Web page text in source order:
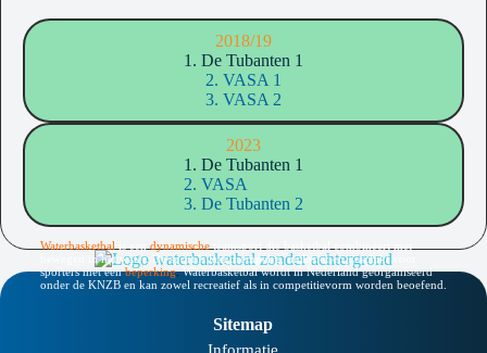
2018/19
1. De Tubanten 1
2. VASA 1
3. VASA 2
2023
1. De Tubanten 1
2. VASA
3. De Tubanten 2
Waterbasketbal dynamische
bewegen in het water. De sport is laagdrempelig, inclusief en geschikt voor
sporters met een beperking.Waterbasketbal wordt in Nederland georganiseerd
onder de KNZB en kan zowel recreatief als in competitievorm worden beoefend.
Sitemap